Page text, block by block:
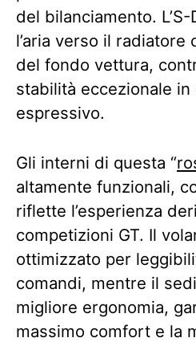
del bilanciamento.
l’aria verso il
del fondo vettura,
stabilità eccezionale
espressivo.
Gli interni di questa “
altamente funzionali,
riflette l’esperienza
competizioni GT. Il
ottimizzato per
comandi, mentre il
migliore ergonomia,
massimo comfort e la